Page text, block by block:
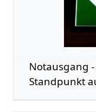
Standpunkt